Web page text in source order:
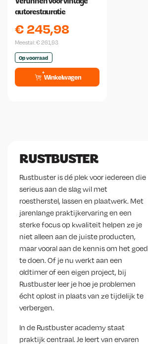
autorestauratie
€245,98
Meestal:€ 261,93
Op voorraad
Winkelwagen
RUSTBUSTER
Rustbuster is dé plek voor iedereen die
serieus aan de slag wil met
roestherstel, lassen en plaatwerk. Met
jarenlange praktijkervaring en een
sterke focus op kwaliteit helpen ze je
niet alleen aan de juiste producten,
maar vooral aan de kennis om het goed
te doen. Of je nu werkt aan een
oldtimer of een eigen project, bij
Rustbuster leer je hoe je problemen
écht oplost in plaats van ze tijdelijk te
verbergen.
In de Rustbuster academy staat
praktijk centraal. Je leert van ervaren